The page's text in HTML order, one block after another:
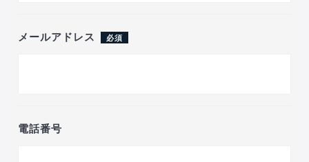
メールアドレス 必須
電話番号